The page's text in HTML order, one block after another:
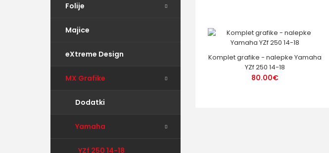
Folije
Majice
eXtreme Design
MX Grafike
Dodatki
Yamaha
YZf 250 14-18
Komplet grafike - nalepke Yamaha
YZf 250 14-18
80.00€